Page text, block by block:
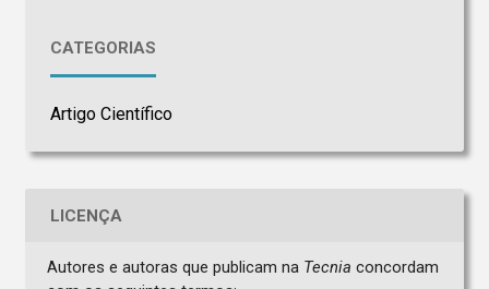
CATEGORIAS
Artigo Científico
LICENÇA
Autores e autoras que publicam na Tecnia concordam